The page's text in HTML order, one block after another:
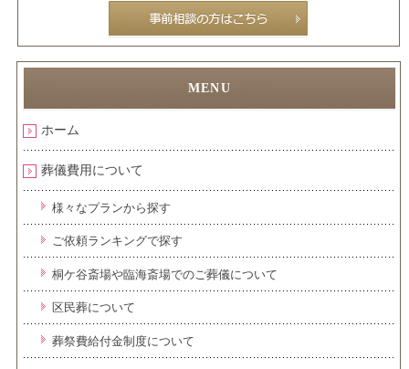
ホーム
葬儀費用について
様々なプランから探す
ご依頼ランキングで探す
桐ケ谷斎場や臨海斎場でのご葬儀について
区民葬について
葬祭費給付金制度について